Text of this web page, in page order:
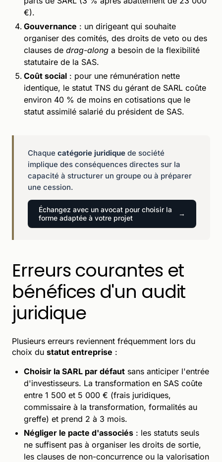
€).
Gouvernance : un dirigeant qui souhaite
organiser des comités, des droits de veto ou des
clauses de drag-along a besoin de la flexibilité
statutaire de la SAS.
Coût social : pour une rémunération nette
identique, le statut TNS du gérant de SARL coûte
environ 40 % de moins en cotisations que le
statut assimilé salarié du président de SAS.
Chaque catégorie juridique de société
implique des conséquences directes sur la
capacité à structurer un groupe ou à préparer
une cession.
Échangez avec un avocat pour choisir la
forme adaptée à votre projet
Erreurs courantes et
bénéfices d'un audit
juridique
Plusieurs erreurs reviennent fréquemment lors du
choix du statut entreprise :
Choisir la SARL par défaut sans anticiper l'entrée
d'investisseurs. La transformation en SAS coûte
entre 1 500 et 5 000 € (frais juridiques,
commissaire à la transformation, formalités au
greffe) et prend 2 à 3 mois.
Négliger le pacte d'associés : les statuts seuls
ne suffisent pas à organiser les droits de sortie,
les clauses de non-concurrence ou la valorisation